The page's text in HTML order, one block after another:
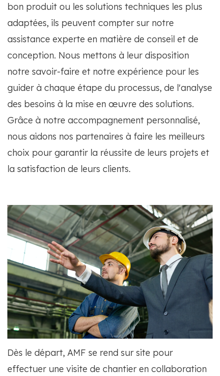
bon produit ou les solutions techniques les plus
adaptées, ils peuvent compter sur notre
assistance experte en matière de conseil et de
conception. Nous mettons à leur disposition
notre savoir-faire et notre expérience pour les
guider à chaque étape du processus, de l'analyse
des besoins à la mise en œuvre des solutions.
Grâce à notre accompagnement personnalisé,
nous aidons nos partenaires à faire les meilleurs
choix pour garantir la réussite de leurs projets et
la satisfaction de leurs clients.
Dès le départ, AMF se rend sur site pour
effectuer une visite de chantier en collaboration